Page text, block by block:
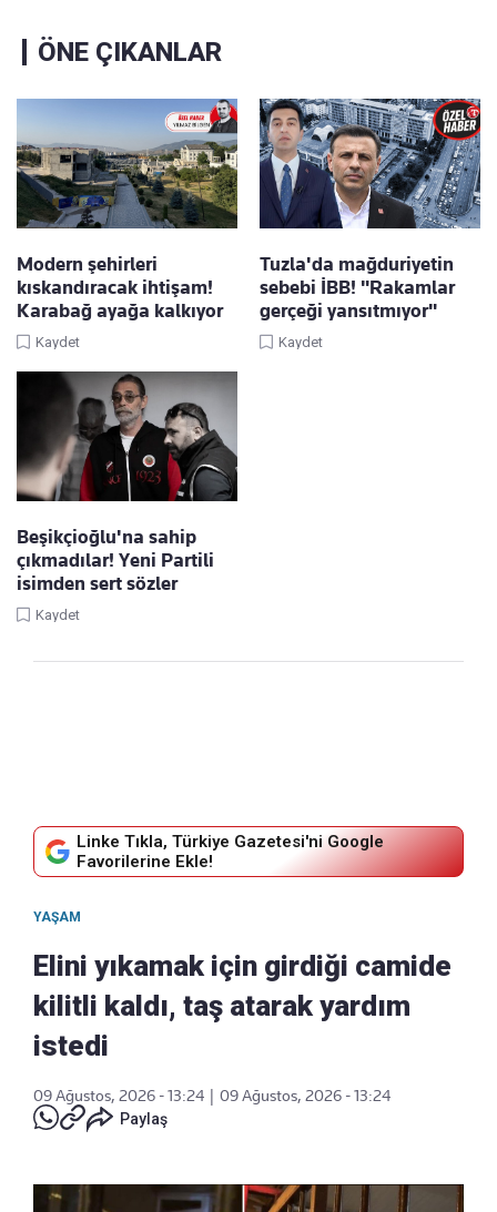
ÖNE ÇIKANLAR
Modern şehirleri
kıskandıracak ihtişam!
Karabağ ayağa kalkıyor
Kaydet
Tuzla'da mağduriyetin
sebebi İBB! "Rakamlar
gerçeği yansıtmıyor"
Kaydet
Beşikçioğlu'na sahip
çıkmadılar! Yeni Partili
isimden sert sözler
Kaydet
Linke Tıkla, Türkiye Gazetesi'ni Google
Favorilerine Ekle!
YAŞAM
Elini yıkamak için girdiği camide
kilitli kaldı, taş atarak yardım
istedi
09 Ağustos, 2026 - 13:24
09 Ağustos, 2026 - 13:24
Paylaş